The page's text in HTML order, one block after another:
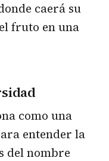
caerá su
fruto en una
como una
entender la
del nombre